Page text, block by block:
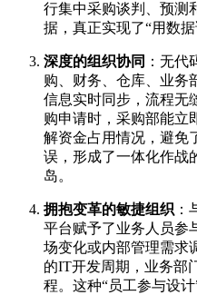
行集中采购谈判、预测
据，真正实现了“用数据
深度的组织协同 ：无
购、财务、仓库、业务
信息实时同步，流程无
购申请时，采购部能立
解资金占用情况，避免
误，形成了一体化作战
岛。
拥抱变革的敏捷组织
平台赋予了业务人员参
场变化或内部管理需求
的IT开发周期，业务部
程。这种“员工参与设